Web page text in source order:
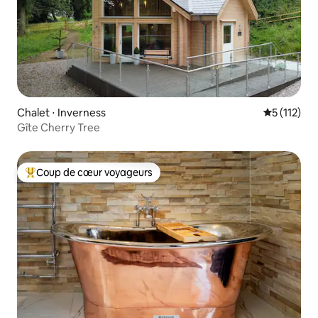
Chalet ⋅ Inverness Évaluation
5 (112)
Gîte Cherry Tree
Coups de cœur voyageurs les plus appréciés
Coup de cœur voyageurs